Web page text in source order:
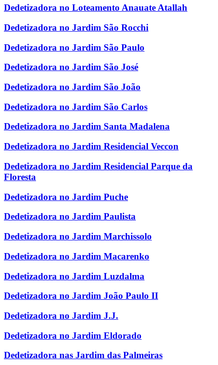
Dedetizadora no Loteamento Anauate Atallah
Dedetizadora no Jardim São Rocchi
Dedetizadora no Jardim São Paulo
Dedetizadora no Jardim São José
Dedetizadora no Jardim São João
Dedetizadora no Jardim São Carlos
Dedetizadora no Jardim Santa Madalena
Dedetizadora no Jardim Residencial Veccon
Dedetizadora no Jardim Residencial Parque da
Floresta
Dedetizadora no Jardim Puche
Dedetizadora no Jardim Paulista
Dedetizadora no Jardim Marchissolo
Dedetizadora no Jardim Macarenko
Dedetizadora no Jardim Luzdalma
Dedetizadora no Jardim João Paulo II
Dedetizadora no Jardim J.J.
Dedetizadora no Jardim Eldorado
Dedetizadora nas Jardim das Palmeiras